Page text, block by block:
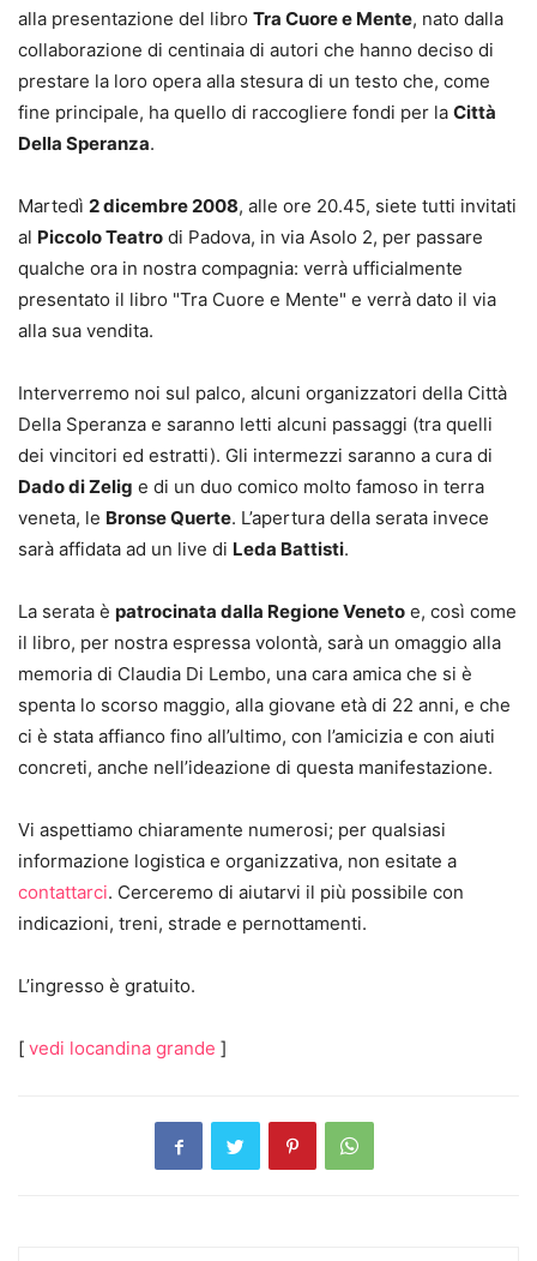
alla presentazione del libro Tra Cuore e Mente, nato dalla
collaborazione di centinaia di autori che hanno deciso di
prestare la loro opera alla stesura di un testo che, come
fine principale, ha quello di raccogliere fondi per la Città
Della Speranza.
Martedì 2 dicembre 2008, alle ore 20.45, siete tutti invitati
al Piccolo Teatro di Padova, in via Asolo 2, per passare
qualche ora in nostra compagnia: verrà ufficialmente
presentato il libro "Tra Cuore e Mente" e verrà dato il via
alla sua vendita.
Interverremo noi sul palco, alcuni organizzatori della Città
Della Speranza e saranno letti alcuni passaggi (tra quelli
dei vincitori ed estratti). Gli intermezzi saranno a cura di
Dado di Zelig e di un duo comico molto famoso in terra
veneta, le Bronse Querte. L’apertura della serata invece
sarà affidata ad un live di Leda Battisti.
La serata è patrocinata dalla Regione Veneto e, così come
il libro, per nostra espressa volontà, sarà un omaggio alla
memoria di Claudia Di Lembo, una cara amica che si è
spenta lo scorso maggio, alla giovane età di 22 anni, e che
ci è stata affianco fino all’ultimo, con l’amicizia e con aiuti
concreti, anche nell’ideazione di questa manifestazione.
Vi aspettiamo chiaramente numerosi; per qualsiasi
informazione logistica e organizzativa, non esitate a
contattarci. Cerceremo di aiutarvi il più possibile con
indicazioni, treni, strade e pernottamenti.
L’ingresso è gratuito.
[ vedi locandina grande ]